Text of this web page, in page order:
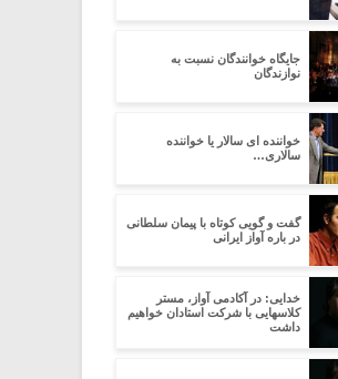
جایگاه خوانندگان نسبت به
نوازندگان
خواننده ای سالار یا خواننده
سالاری…
گفت و گویی کوتاه با پیمان سلطانی
در باره آواز ایرانی
خدایی: در آکادمی آواز، مستر
کلاسهایی با شرکت استادان خواهیم
داشت